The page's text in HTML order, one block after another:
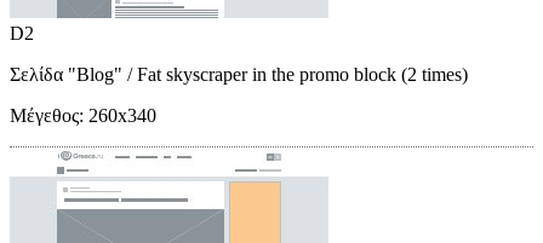
D2
Σελίδα "Blog" / Fat skyscraper in the promo block (2 times)
Μέγεθος: 260x340